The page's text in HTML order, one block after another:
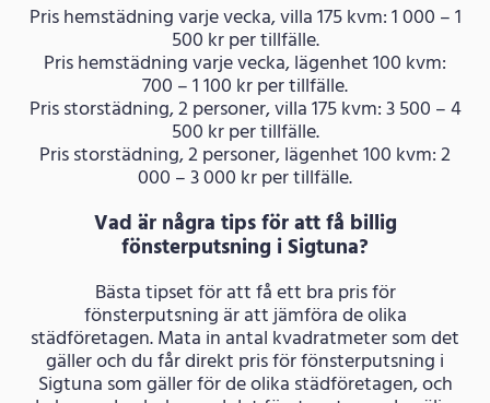
Pris hemstädning varje vecka, villa 175 kvm: 1 000 – 1
500 kr per tillfälle.
Pris hemstädning varje vecka, lägenhet 100 kvm:
700 – 1 100 kr per tillfälle.
Pris storstädning, 2 personer, villa 175 kvm: 3 500 – 4
500 kr per tillfälle.
Pris storstädning, 2 personer, lägenhet 100 kvm: 2
000 – 3 000 kr per tillfälle.
Vad är några tips för att få billig
fönsterputsning i Sigtuna?
Bästa tipset för att få ett bra pris för
fönsterputsning är att jämföra de olika
städföretagen. Mata in antal kvadratmeter som det
gäller och du får direkt pris för fönsterputsning i
Sigtuna som gäller för de olika städföretagen, och